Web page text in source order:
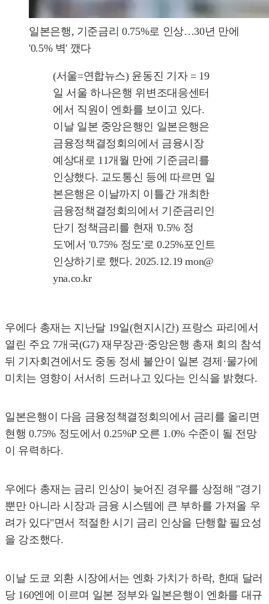
일본은행, 기준금리 0.75%로 인상…30년 만에
'0.5% 벽' 깼다
(서울=연합뉴스) 윤동진 기자 = 19
일 서울 하나은행 위변조대응센터
에서 직원이 엔화를 보이고 있다.
이날 일본 중앙은행인 일본은행은
금융정책결정회의에서 금융시장
예상대로 11개월 만에 기준금리를
인상했다. 교도통신 등에 따르면 일
본은행은 이날까지 이틀간 개최한
금융정책결정회의에서 기준금리인
단기 정책금리를 현재 '0.5% 정
도'에서 '0.75% 정도'로 0.25%포인트
인상하기로 했다. 2025.12.19 mon@
yna.co.kr
우에다 총재는 지난달 19일(현지시간) 프랑스 파리에서
열린 주요 7개국(G7) 재무장관·중앙은행 총재 회의 참석
뒤 기자회견에서도 중동 정세 불안이 일본 경제·물가에
미치는 영향이 서서히 드러나고 있다는 인식을 밝혔다.
일본은행이 다음 금융정책결정회의에서 금리를 올리면
현행 0.75% 정도에서 0.25%P 오른 1.0% 수준이 될 전망
이 유력하다.
우에다 총재는 금리 인상이 늦어진 경우를 상정해 "경기
뿐만 아니라 시장과 금융 시스템에 큰 부하를 가져올 우
려가 있다"면서 적절한 시기 금리 인상을 단행할 필요성
을 강조했다.
이날 도쿄 외환 시장에서는 엔화 가치가 하락, 한때 달러
당 160엔에 이르며 일본 정부와 일본은행이 엔화를 대규